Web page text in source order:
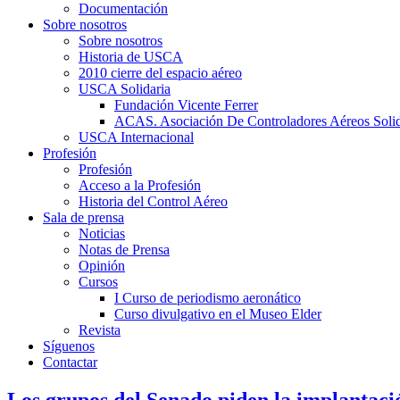
Documentación
Sobre nosotros
Sobre nosotros
Historia de USCA
2010 cierre del espacio aéreo
USCA Solidaria
Fundación Vicente Ferrer
ACAS. Asociación De Controladores Aéreos
USCA Internacional
Profesión
Profesión
Acceso a la Profesión
Historia del Control Aéreo
Sala de prensa
Noticias
Notas de Prensa
Opinión
Cursos
I Curso de periodismo aeronático
Curso divulgativo en el Museo Elder
Revista
Síguenos
Contactar